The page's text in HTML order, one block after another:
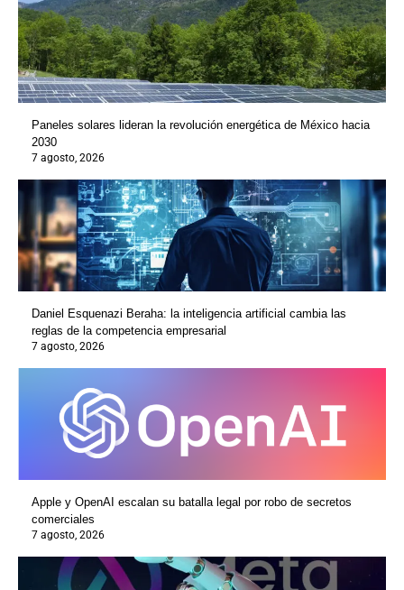
Paneles solares lideran la revolución energética de México hacia
2030
7 agosto, 2026
Daniel Esquenazi Beraha: la inteligencia artificial cambia las
reglas de la competencia empresarial
7 agosto, 2026
Apple y OpenAI escalan su batalla legal por robo de secretos
comerciales
7 agosto, 2026